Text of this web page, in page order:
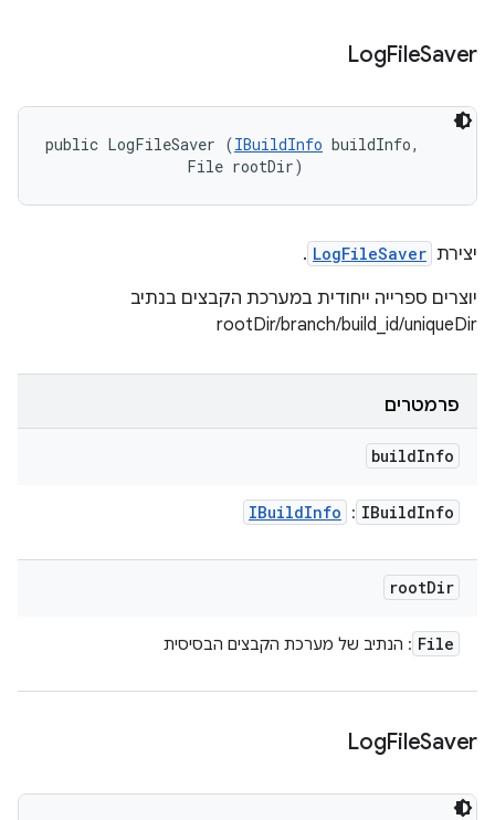
LogFileSaver
public LogFileSaver (IBuildInfo buildInfo,
                File rootDir)
יצירת LogFileSaver
.
יוצרים ספרייה ייחודית במערכת הקבצים בנתיב
rootDir/branch/build_id/uniqueDir
פרמטרים
buildInfo
IBuildInfo
:
IBuildInfo
rootDir
File : הנתיב של מערכת הקבצים הבסיסית
LogFileSaver